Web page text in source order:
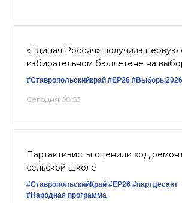
«Единая Россия» получила первую
избирательном бюллетене на
#Ставропольскийкрай #ЕР26 #Выборы2026
Сегодня 08:53
Партактивисты оценили ход
сельской школе
#СтавропольскийКрай #ЕР26 #партдесант
#Народная программа